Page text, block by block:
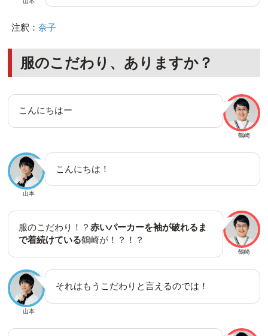
注釈： 奈子
服のこだわり、ありますか？
鶴崎
こんにちはー
山本
こんにちは！
鶴崎
服のこだわり！？ 赤いパーカーを袖が破れるま
で着続けている鶴崎が！？！？
山本
それはもうこだわりと言えるのでは！